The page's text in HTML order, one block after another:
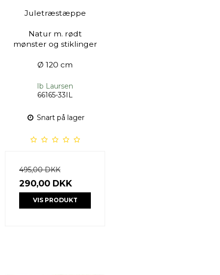
Juletræstæppe
Natur m. rødt
mønster og stiklinger
Ø 120 cm
Ib Laursen
66165-33IL
Snart på lager
495,00 DKK
290,00 DKK
VIS PRODUKT